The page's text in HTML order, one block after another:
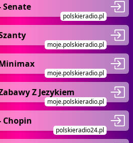
Senate
polskieradio.pl
moje.polskieradio.pl
moje.polskieradio.pl
Z Jezykiem
moje.polskieradio.pl
Chopin
polskieradio24.pl